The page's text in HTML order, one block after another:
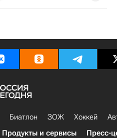
Биатлон ЗОЖ Хоккей
Продукты и сервисы Пресс-